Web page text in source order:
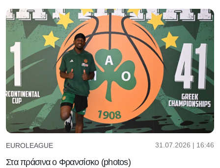
EUROLEAGUE 31.07.2026 | 16:46
Στα πράσινα ο Φρανσίσκο (photos)